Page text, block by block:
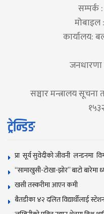
सम्पर्क
कार्यालय:
जनधारणा
सञ्चार मन्त्रालय सूचना
ट्रेन्डिङ
प्रा सूर्य सुवेदीको जीवनी लन्डनमा
“सामाखुसी-टोखा-झोर” बाटो बारेमा
खसी तस्करीमा आएन कमी
बैतडीका ४२ दलित विद्यार्थीलाई